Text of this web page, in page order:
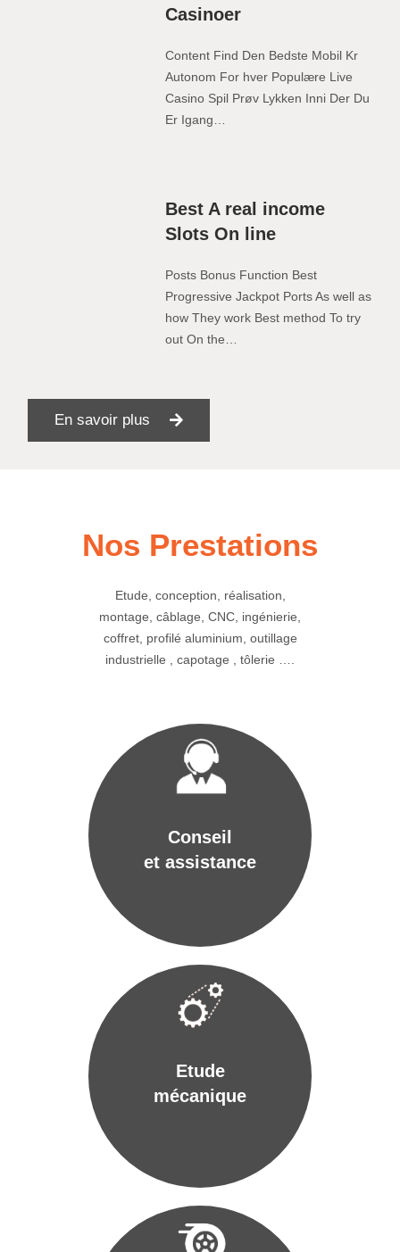
Casinoer
Content Find Den Bedste Mobil Kr
Autonom For hver Populære Live
Casino Spil Prøv Lykken Inni Der Du
Er Igang…
Best A real income
Slots On line
Posts Bonus Function Best
Progressive Jackpot Ports As well as
how They work Best method To try
out On the…
En savoir plus
Nos Prestations
Etude, conception, réalisation,
montage, câblage, CNC, ingénierie,
coffret, profilé aluminium, outillage
industrielle , capotage , tôlerie ….
Conseil
et assistance
Etude
mécanique